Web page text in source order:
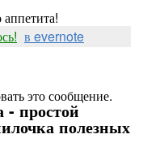
в evernote
это сообщение.
простой
полезных